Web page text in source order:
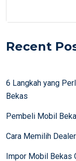
Recent
6 Langkah yang
Bekas
Pembeli Mobil
Cara Memilih
Impor Mobil Bekas